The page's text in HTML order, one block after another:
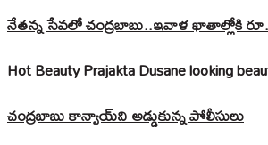
నేతన్న సేవలో చంద్రబాబు..ఇవాళ ఖాతాల్లోకి
Hot Beauty Prajakta Dusane looking
చంద్రబాబు కాన్వాయ్‌ని అడ్డుకున్న పోలీసులు